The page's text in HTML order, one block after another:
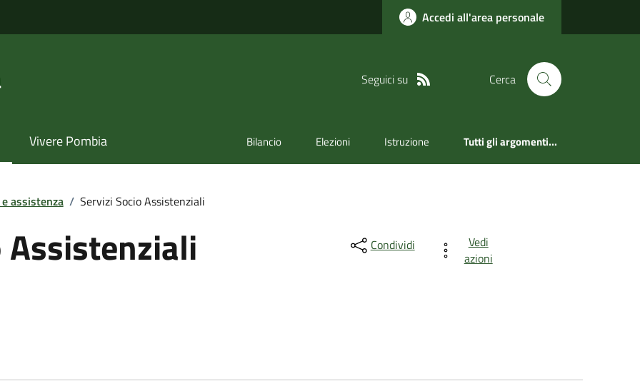
Accedi all'area personale
Seguici su Cerca
Vivere Pombia Bilancio Elezioni Istruzione Tutti gli argomenti...
assistenza / Servizi Socio Assistenziali
Assistenziali Condividi
Vedi
azioni